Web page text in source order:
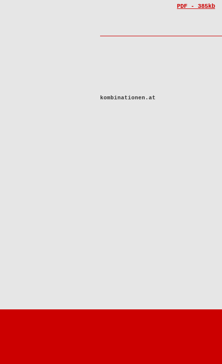
PDF - 385kb
kombinationen.at